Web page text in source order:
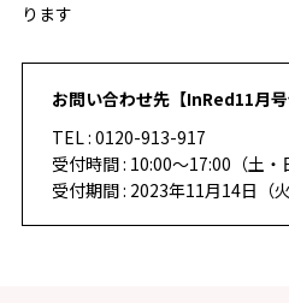
ります
お問い合わせ先【InRed11月号
TEL : 0120-913-917
受付時間 : 10:00～17:00（土・
受付期間 : 2023年11月14日（